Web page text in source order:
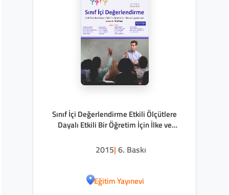
Sınıf İçi Değerlendirme Etkili Ölçütlere
Dayalı Etkili Bir Öğretim İçin İlke ve
2015| 6. Baskı
Eğitim Yayınevi